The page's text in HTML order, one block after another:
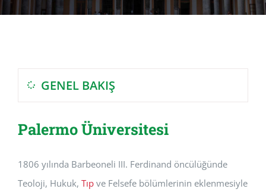
GENEL BAKIŞ
Palermo Üniversitesi
1806 yılında Barbeoneli III. Ferdinand öncülüğünde
Teoloji, Hukuk, Tıp ve Felsefe bölümlerinin eklenmesiyle